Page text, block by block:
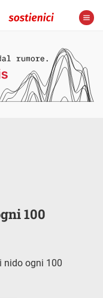
100
nido ogni 100